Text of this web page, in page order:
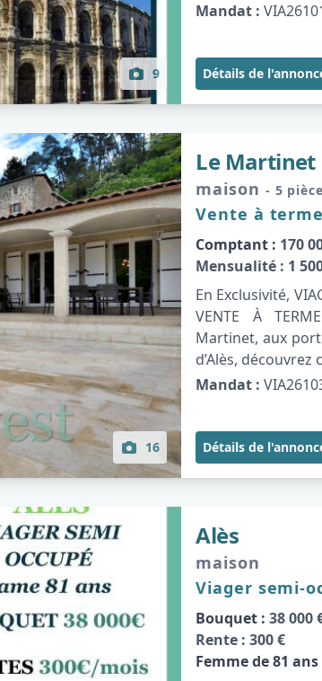
9
Mandat :
Détails de
16
Le Martinet
maison - 5
Vente à
Comptant : 170
Mensualité : 1
En Exclusivité,
VENTE À
Martinet, aux
d’Alès, découvrez
Mandat :
Détails de
Alès
maison
Viager semi-
Bouquet : 38 000
Rente : 300 €
Femme de 81 ans